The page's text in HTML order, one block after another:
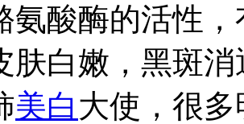
氨酸酶的活性
肤白嫩，黑斑
美白 大使，很